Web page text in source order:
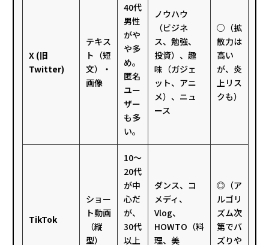
X (旧
Twitter)
テキス
ト（短
文）・
画像
40代
男性
がや
や多
め。
匿名
ユー
ザー
も多
い。
ノウハウ
（ビジネ
ス、勉強、
投資）、趣
味（ガジェ
ット、アニ
メ）、ニュ
ース
○（拡
散力は
高い
が、炎
上リス
クも）
TikTok
ショー
ト動画
（縦
型）
10〜
20代
が中
心だ
が、
30代
以上
ダンス、コ
メディ、
Vlog、
HOWTO（料
理、美
◎（ア
ルゴリ
ズム次
第でバ
ズりや